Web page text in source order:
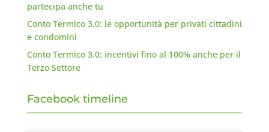
partecipa anche tu
Conto Termico 3.0: le opportunità per privati cittadini
e condomini
Conto Termico 3.0: incentivi fino al 100% anche per il
Terzo Settore
Facebook timeline